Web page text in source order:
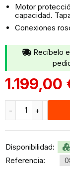
Motor
capacidad.
Conexiones
Recíbelo
1.199,00
Disponibilidad:
Referencia: